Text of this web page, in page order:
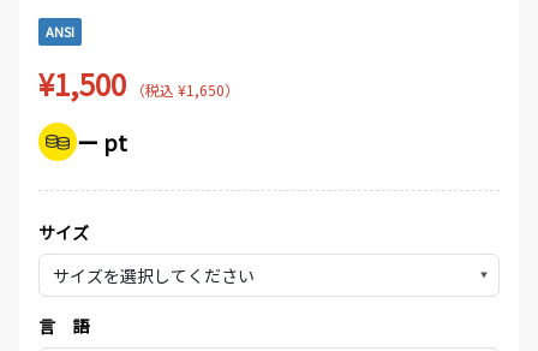
ANSI
¥1,500 （税込 ¥1,650）
ー pt
サイズ
▼
言 語